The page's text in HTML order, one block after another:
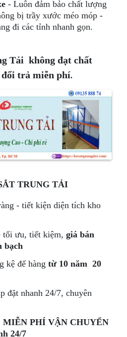
- Luôn đảm bảo chất lượng
bị trầy xước méo móp -
đi các tỉnh nhanh gọn.
Tải không đạt chất
đổi trả miễn phí.
TRUNG TẢI
- tiết kiện diện tích kho
tối ưu, tiết kiệm,giá bán
bạch
kệ để hàngtừ 10 năm 20
đặt nhanh 24/7, chuyên
MIỄN PHÍ VẬN CHUYỂN
24/7